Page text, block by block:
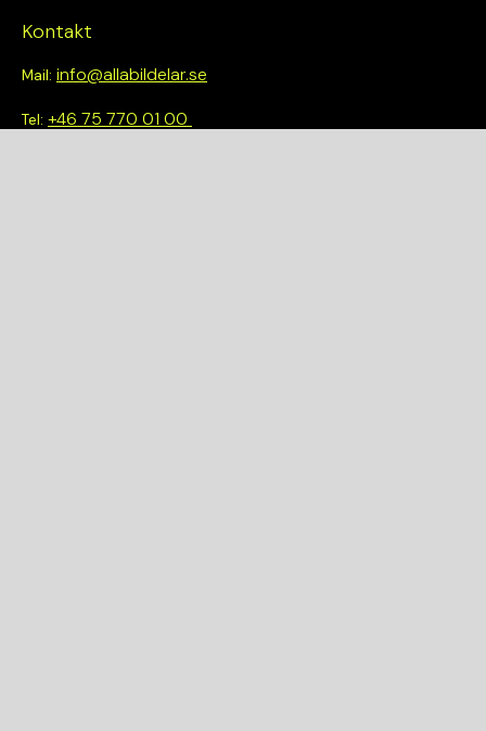
Kontakt
Mail: info@allabildelar.se
Tel: +46 75 770 01 00